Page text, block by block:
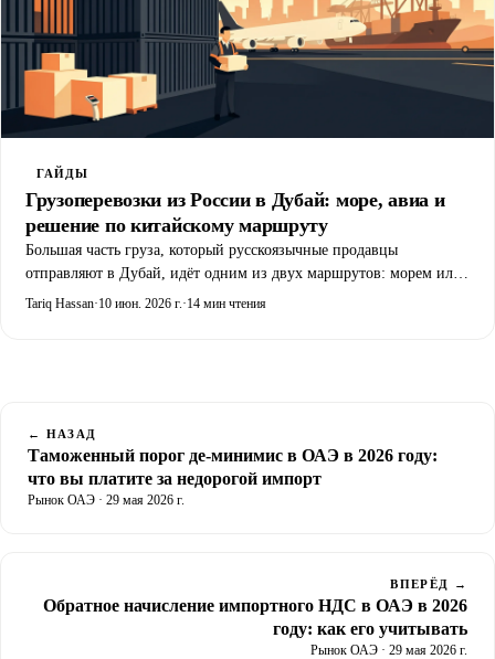
ГАЙДЫ
Грузоперевозки из России в Дубай: море, авиа и
решение по китайскому маршруту
Большая часть груза, который русскоязычные продавцы
отправляют в Дубай, идёт одним из двух маршрутов: морем или
авиа. Выбор решают плотность, срочность и стоимость заказа, а
Tariq Hassan·10 июн. 2026 г. ·14 мин чтения
← НАЗАД
Таможенный порог де-минимис в ОАЭ в 2026 году:
что вы платите за недорогой импорт
Рынок ОАЭ · 29 мая 2026 г.
ВПЕРЁД →
Обратное начисление импортного НДС в ОАЭ в 2026
году: как его учитывать
Рынок ОАЭ · 29 мая 2026 г.